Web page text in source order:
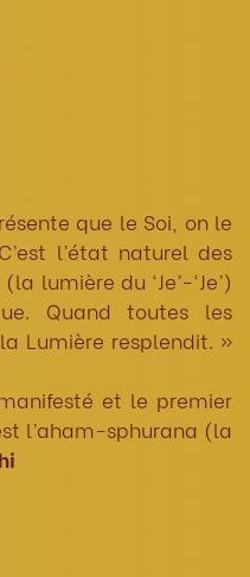
que le Soi, on le
l’état naturel des
lumière du ‘Je’-‘Je’)
Quand toutes les
Lumière resplendit. »
et le premier
l’aham-sphurana (la